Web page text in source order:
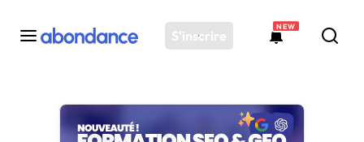
S'inscrire
NEW
Toutes les actus
Actus SEO